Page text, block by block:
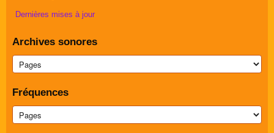
Dernières mises à jour
Archives sonores
Fréquences